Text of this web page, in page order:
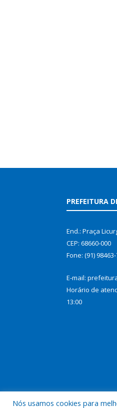
PREFEITURA
End.: Praça
CEP: 68660-000
Fone: (91)
E-mail:
Horário de
13:00
Nós usamos cookies para